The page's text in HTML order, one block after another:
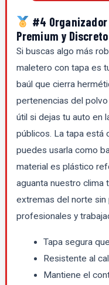
#4 Organizador
Premium y Discreto
Si buscas algo más
maletero con tapa es
baúl que cierra
pertenencias del
útil si dejas tu auto en
públicos. La tapa está
puedes usarla como
material es plástico
aguanta nuestro clima
extremas del norte
profesionales y
Tapa segura
Resistente al
Mantiene el